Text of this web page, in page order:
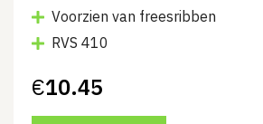
Voorzien van freesribben
RVS 410
€10.45